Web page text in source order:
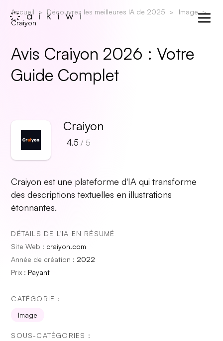
Accueil Découvrez les meilleures IA de 2025
Image
Craiyon
Avis Craiyon 2026 : Votre
Guide Complet
Craiyon
4.5 / 5
Craiyon est une plateforme d'IA qui transforme
des descriptions textuelles en illustrations
étonnantes.
DÉTAILS DE L'IA EN RÉSUMÉ
Site Web : craiyon.com
Année de création : 2022
Prix : Payant
CATÉGORIE :
Image
SOUS-CATÉGORIES :